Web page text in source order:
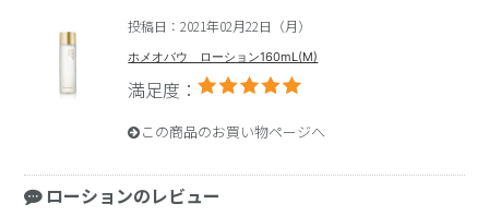
投稿日：2021年02月22日（月）
ホメオバウ ローション160mL(M)
満足度：
この商品のお買い物ページへ
ローションのレビュー